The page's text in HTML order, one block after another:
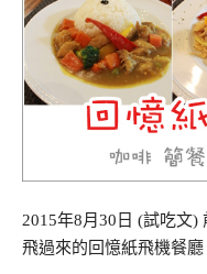
2015年8月30日 (試吃文)
飛過來的回憶紙飛機餐